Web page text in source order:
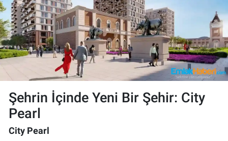
Şehrin İçinde Yeni Bir Şehir: City
Pearl
City Pearl